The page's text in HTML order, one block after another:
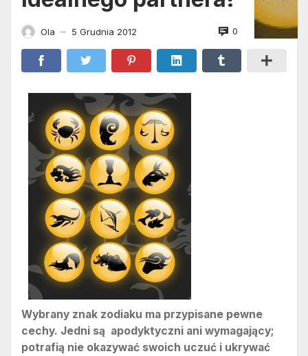
Ola — 5 Grudnia 2012 0
Wybrany znak zodiaku ma przypisane pewne
cechy. Jedni są apodyktyczni ani wymagający;
potrafią nie okazywać swoich uczuć i ukrywać